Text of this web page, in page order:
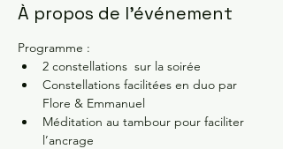
À propos de l'événement
Programme :
2 constellations  sur la soirée
Constellations facilitées en duo par
Flore & Emmanuel
Méditation au tambour pour faciliter
l’ancrage